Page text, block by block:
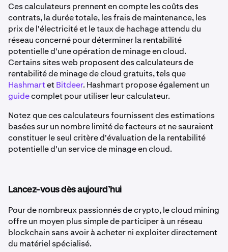
Ces calculateurs prennent en compte les coûts des
contrats, la durée totale, les frais de maintenance, les
prix de l'électricité et le taux de hachage attendu du
réseau concerné pour déterminer la rentabilité
potentielle d'une opération de minage en cloud.
Certains sites web proposent des calculateurs de
rentabilité de minage de cloud gratuits, tels que
HashmartetBitdeer. Hashmart propose également un
guidecomplet pour utiliser leur calculateur.
Notez que ces calculateurs fournissent des estimations
basées sur un nombre limité de facteurs et ne sauraient
constituer le seul critère d'évaluation de la rentabilité
potentielle d'un service de minage en cloud.
Lancez-vous dès aujourd’hui
Pour de nombreux passionnés de crypto, le cloud mining
offre un moyen plus simple de participer à un réseau
blockchain sans avoir à acheter ni exploiter directement
du matériel spécialisé.